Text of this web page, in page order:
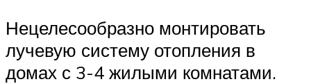
Нецелесообразно монтировать
лучевую систему отопления в
домах с 3-4 жилыми комнатами.